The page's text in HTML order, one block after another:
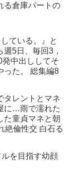
る倉庫パートの
ている。』と
5日、毎回3，
中出ししてそ
った。 総集編8
タレントとマネ
に…雨で濡れた
た童貞マネと朝
絶倫性交 白石る
ルを目指す幼顔